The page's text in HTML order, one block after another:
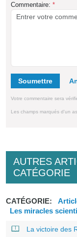
Commentaire: *
Soumettre
Votre commentaire sera
Les champs marqués d'un
AUTRES
CATÉGORIE
CATÉGORIE:
Les miracles
La victoire des